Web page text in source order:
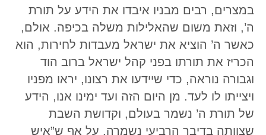
במצרים, רבים מבניו איבדו את הידע על תורת
ה’, וזאת משום שהאלילות משלה בכיפה. אולם,
כאשר ה’ הוציא את ישראל מעבדות לחירות, הוא
הכריז את תורתו בפני קהל ישראל ברוב הוד
וגבורה נוראה, כדי שיידעו את רצונו, יראו מפניו
ויצייתו לו לעד. מן היום הזה ועד ימינו אנו, הידע
של תורת ה’ נשמר בעולם, וקדושת השבת
שצוותה בדיבר הרביעי נשמרה. על אף ש”איש